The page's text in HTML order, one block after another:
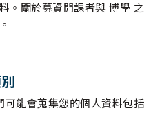
。關於募資開課者與 博學 之
能會蒐集您的個人資料包括